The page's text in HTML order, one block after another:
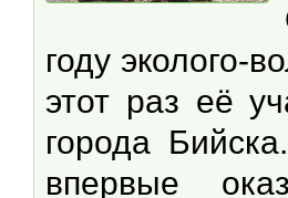
году эколого-
этот раз её
города
впервые